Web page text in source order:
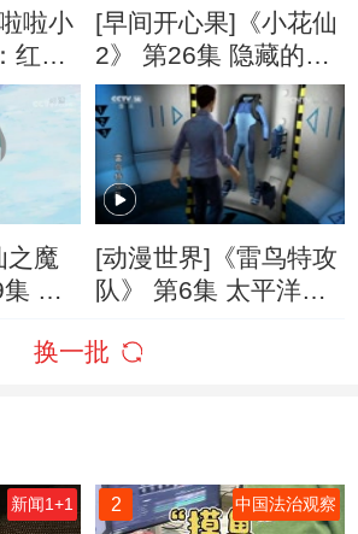
啦小
红果
[早间开心果]《小花仙
2》 第26集 隐藏的真
心
之魔
冰
[动漫世界]《雷鸟特攻
队》 第6集 太平洋火
换一批
新闻1+1 2 中国法治观察